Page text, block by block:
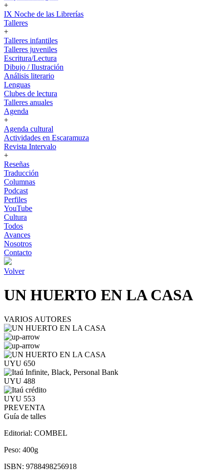
+
IX Noche de las Librerías
Talleres
+
Talleres infantiles
Talleres juveniles
Escritura/Lectura
Dibujo / Ilustración
Análisis literario
Lenguas
Clubes de lectura
Talleres anuales
Agenda
+
Agenda cultural
Actividades en Escaramuza
Revista Intervalo
+
Reseñas
Traducción
Columnas
Podcast
Perfiles
YouTube
Cultura
Todos
Avances
Nosotros
Contacto
Volver
UN HUERTO EN LA CASA
VARIOS AUTORES
UYU 650
UYU 488
UYU 553
PREVENTA
Guía de talles
Editorial: COMBEL
Peso: 400g
ISBN: 9788498256918